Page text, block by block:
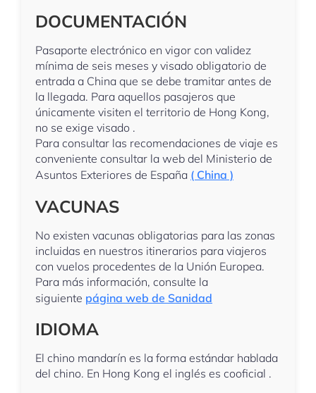
DOCUMENTACIÓN
Pasaporte electrónico en vigor con validez
mínima de seis meses y visado obligatorio de
entrada a China que se debe tramitar antes de
la llegada. Para aquellos pasajeros que
únicamente visiten el territorio de Hong Kong,
no se exige visado .
Para consultar las recomendaciones de viaje es
conveniente consultar la web del Ministerio de
Asuntos Exteriores de España ( China )
VACUNAS
No existen vacunas obligatorias para las zonas
incluidas en nuestros itinerarios para viajeros
con vuelos procedentes de la Unión Europea.
Para más información, consulte la
siguiente página web de Sanidad
IDIOMA
El chino mandarín es la forma estándar hablada
del chino. En Hong Kong el inglés es cooficial .